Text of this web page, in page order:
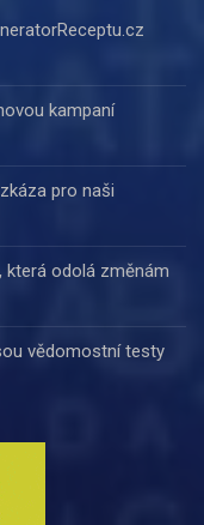
kampaní
pro naši
která odolá změnám
vědomostní testy